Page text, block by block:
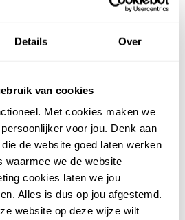
Details Over
van cookies
Met cookies maken we
voor jou. Denk aan
de website goed laten werken
waarmee we de website
cookies laten we jou
Alles is dus op jou afgestemd.
website op deze wijze wilt